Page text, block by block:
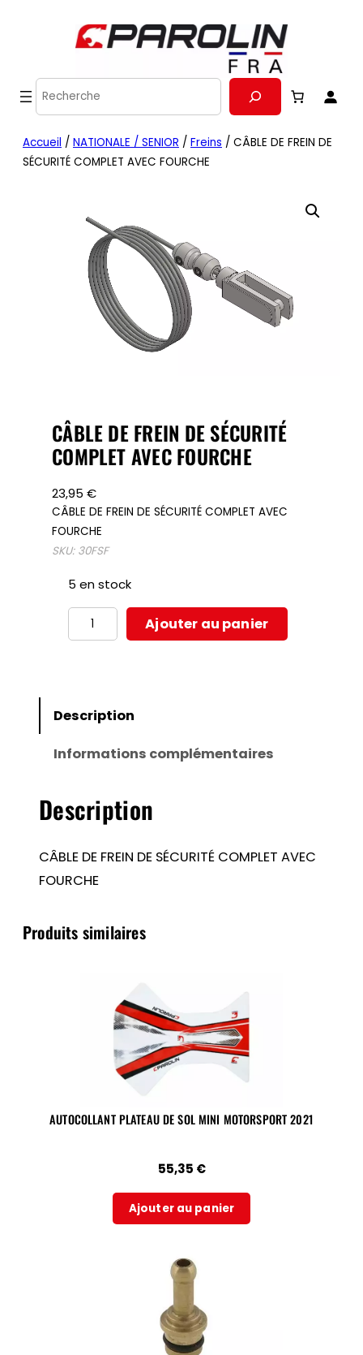
Recherche
Accueil / NATIONALE / SENIOR / Freins / CÂBLE DE FREIN DE
SÉCURITÉ COMPLET AVEC FOURCHE
CÂBLE DE FREIN DE SÉCURITÉ
COMPLET AVEC FOURCHE
23,95€
CÂBLE DE FREIN DE SÉCURITÉ COMPLET AVEC
FOURCHE
SKU: 30FSF
5 en stock
quantité
de
FREIN
SÉCURITÉ
AVEC
FOURCHE
Ajouter au panier
Description
Informations complémentaires
Description
CÂBLE DE FREIN DE SÉCURITÉ COMPLET AVEC
FOURCHE
Produits similaires
AUTOCOLLANT PLATEAU DE SOL MINI MOTORSPORT 2021
55,35 €
Ajouter au panier